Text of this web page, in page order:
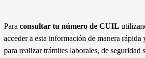
Para consultar tu número de CUIL
acceder a esta información de manera
para realizar trámites laborales, de